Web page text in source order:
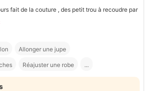
fait de la couture , des petit trou à recoudre par
Allonger une jupe
Réajuster une robe ...